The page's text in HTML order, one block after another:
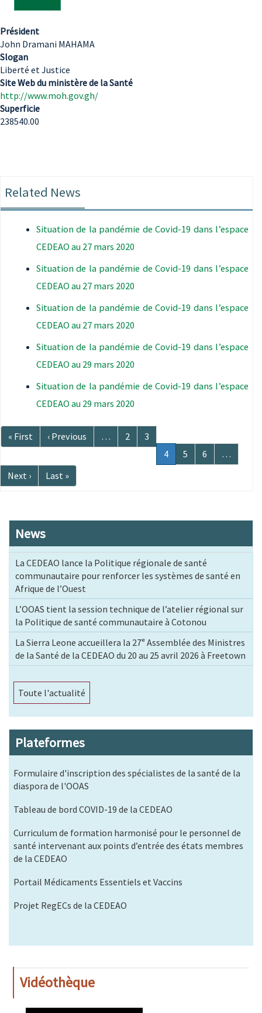
Président
John Dramani MAHAMA
Slogan
Liberté et Justice
Site Web du ministère de la Santé
http://www.moh.gov.gh/
Superficie
238540.00
Related News
Situation de la pandémie de Covid-19 dans l’espace
CEDEAO au 27 mars 2020
Situation de la pandémie de Covid-19 dans l’espace
CEDEAO au 27 mars 2020
Situation de la pandémie de Covid-19 dans l’espace
CEDEAO au 27 mars 2020
Situation de la pandémie de Covid-19 dans l’espace
CEDEAO au 29 mars 2020
Situation de la pandémie de Covid-19 dans l’espace
CEDEAO au 29 mars 2020
Pagination
Première
page
« First
Page
précédente
‹ Previous … Page
2 Page
3
Page
courante
4 Page
5 Page
6
…
Page
suivante
Next ›
Dernière
page
Last »
News
La CEDEAO lance la Politique régionale de santé
communautaire pour renforcer les systèmes de santé en
Afrique de l’Ouest
L’OOAS tient la session technique de l’atelier régional sur
la Politique de santé communautaire à Cotonou
La Sierra Leone accueillera la 27ᵉ Assemblée des Ministres
de la Santé de la CEDEAO du 20 au 25 avril 2026 à Freetown
Toute l'actualité
Plateformes
Formulaire d'inscription des spécialistes de la santé de la
diaspora de l'OOAS
Tableau de bord COVID-19 de la CEDEAO
Curriculum de formation harmonisé pour le personnel de
santé intervenant aux points d’entrée des états membres
de la CEDEAO
Portail Médicaments Essentiels et Vaccins
Projet RegECs de la CEDEAO
Vidéothèque